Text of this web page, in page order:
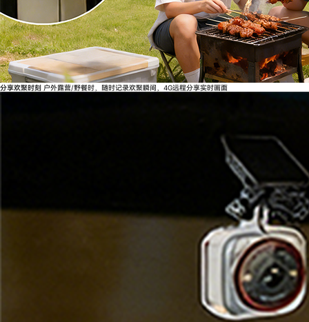
分享欢聚时刻 户外露营/野餐时，随时记录欢聚瞬间，4G远程分享实时画面